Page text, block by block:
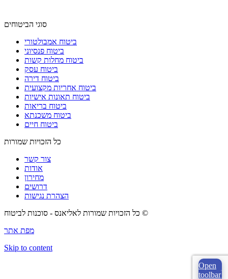
סוגי הביטוחים
ביטוח אמבולטורי
ביטוח פנסיוני
ביטוח מחלות קשות
ביטוח עסק
ביטוח דירה
ביטוח אחריות מקצועית
ביטוח תאונות אישיות
ביטוח בריאות
ביטוח משכנתא
ביטוח חיים
כל הזכויות שמורות
צור קשר
אודות
מחירון
דרושים
הצהרת נגישות
כל הזכויות שמורות לאליאנס - סוכנות לביטוח ©
מפת אתר
Skip to content
Open
toolbar